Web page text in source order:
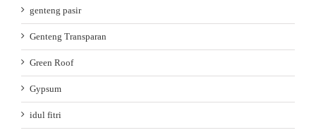
genteng pasir
Genteng Transparan
Green Roof
Gypsum
idul fitri